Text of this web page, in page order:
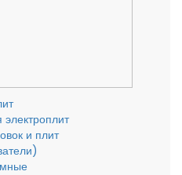
и плит